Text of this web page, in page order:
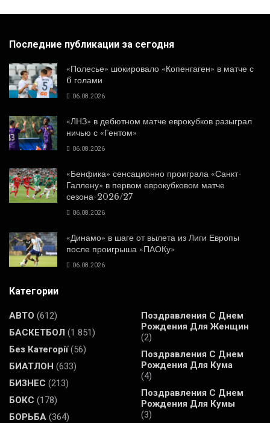
Последние публикации за сегодня
«Полесье» шокировало «Копенгаген» в матче с
6 голами
06.08.2026
«ЛНЗ» в дебютном матче еврокубков разыграл
ничью с «Гентом»
06.08.2026
«Бенфика» сенсационно проиграла «Санкт-
Галлену» в первом еврокубковом матче
сезона-2026/27
06.08.2026
«Динамо» в шаге от вылета из Лиги Европы
после проигрыша «ПАОКу»
06.08.2026
Категории
АВТО (612)
БАСКЕТБОЛ (1 851)
Без Категорії(56)
БИАТЛОН (633)
БИЗНЕС (213)
БОКС (178)
БОРЬБА (364)
Поздравления С Днем
Рождения Для Женщин
(2)
Поздравления С Днем
Рождения Для Кума
(4)
Поздравления С Днем
Рождения Для Кумы
(3)